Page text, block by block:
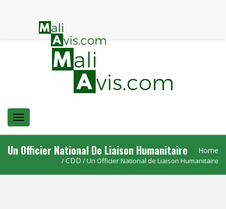
Menu
Un Officier National De Liaison Humanitaire Home
/CDD / Un Officier National de Liaison Humanitaire